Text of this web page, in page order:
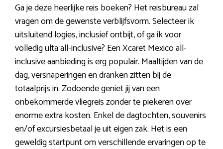
Ga je deze heerlijke reis boeken? Het reisbureau zal
vragen om de gewenste verblijfsvorm. Selecteer ik
uitsluitend logies, inclusief ontbijt, of ga ik voor
volledig ulta all-inclusive? Een Xcaret Mexico all-
inclusive aanbieding is erg populair. Maaltijden van de
dag, versnaperingen en dranken zitten bij de
totaalprijs in. Zodoende geniet jij van een
onbekommerde vliegreis zonder te piekeren over
enorme extra kosten. Enkel de dagtochten, souvenirs
en/of excursiesbetaal je uit eigen zak. Het is een
geweldig startpunt om verschillende ervaringen op te